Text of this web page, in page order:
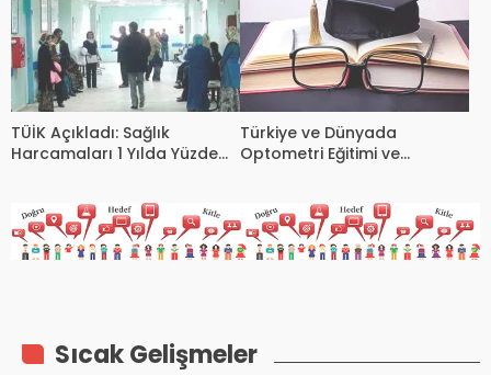
TÜİK Açıkladı: Sağlık
Harcamaları 1 Yılda Yüzde
Türkiye ve Dünyada
Optometri Eğitimi ve
Sıcak Gelişmeler